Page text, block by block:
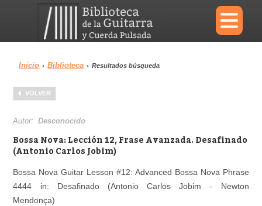
×
Menu
Biblioteca
Inicio › Biblioteca › Resultados búsqueda
VOLVER
Autor:Desconocido
Bossa Nova: Lección 12, Frase Avanzada. Desafinado
(Antonio Carlos Jobim)
Bossa Nova Guitar Lesson #12: Advanced Bossa Nova Phrase
4444 in: Desafinado (Antonio Carlos Jobim - Newton
Mendonça)